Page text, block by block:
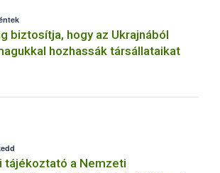
biztosítja, hogy az Ukrajnából
hozhassák társállataikat
tájékoztató a Nemzeti